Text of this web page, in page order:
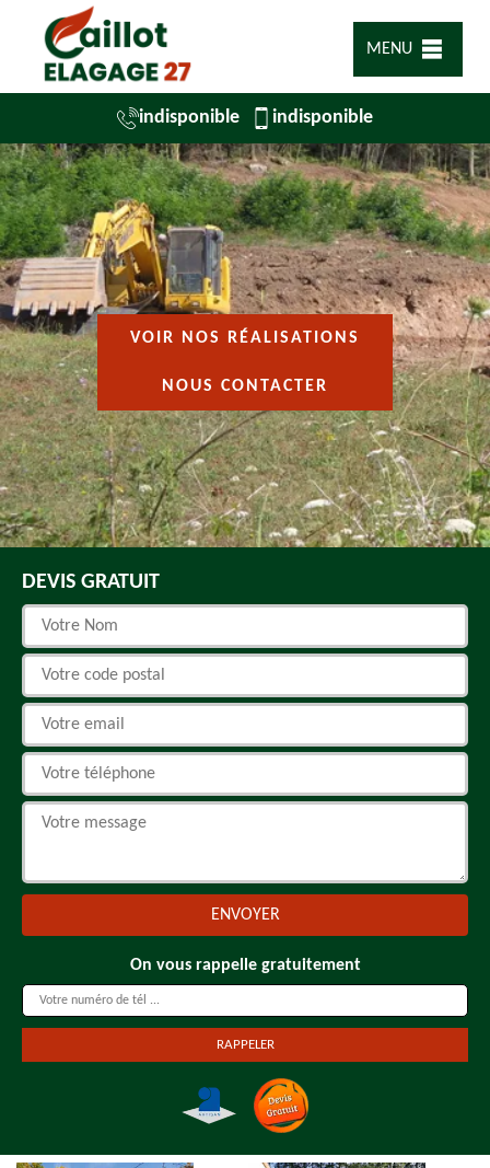
MENU
indisponible indisponible
VOIR NOS RÉALISATIONS
NOUS CONTACTER
DEVIS GRATUIT
On vous rappelle gratuitement